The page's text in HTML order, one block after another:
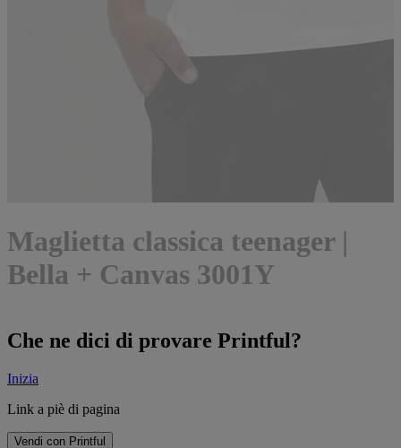
Maglietta classica teenager |
Bella + Canvas 3001Y
Che ne dici di provare Printful?
Inizia
Link a piè di pagina
Vendi con Printful